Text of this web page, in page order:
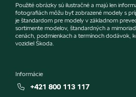
Použité obrázky sú ilustračné a majú len
fotografiách môžu byť zobrazené modely s
je štandardom pre modely v základnom
sortimente modelov, štandardných a
cenách, podmienkach a termínoch dodávok,
vozidiel Škoda.
Informácie
+421 800 113 117